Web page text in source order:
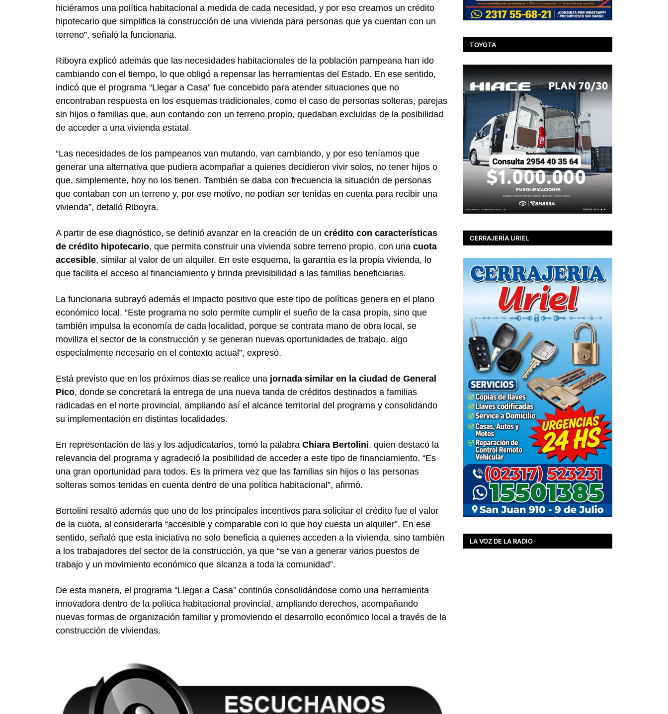
hiciéramos una política habitacional a medida de cada necesidad, y por eso creamos un crédito
hipotecario que simplifica la construcción de una vivienda para personas que ya cuentan con un
terreno”, señaló la funcionaria.
Riboyra explicó además que las necesidades habitacionales de la población pampeana han ido
cambiando con el tiempo, lo que obligó a repensar las herramientas del Estado. En ese sentido,
indicó que el programa “Llegar a Casa” fue concebido para atender situaciones que no
encontraban respuesta en los esquemas tradicionales, como el caso de personas solteras, parejas
sin hijos o familias que, aun contando con un terreno propio, quedaban excluidas de la posibilidad
de acceder a una vivienda estatal.
“Las necesidades de los pampeanos van mutando, van cambiando, y por eso teníamos que
generar una alternativa que pudiera acompañar a quienes decidieron vivir solos, no tener hijos o
que, simplemente, hoy no los tienen. También se daba con frecuencia la situación de personas
que contaban con un terreno y, por ese motivo, no podían ser tenidas en cuenta para recibir una
vivienda”, detalló Riboyra.
A partir de ese diagnóstico, se definió avanzar en la creación de un crédito con características
de crédito hipotecario, que permita construir una vivienda sobre terreno propio, con una cuota
accesible, similar al valor de un alquiler. En este esquema, la garantía es la propia vivienda, lo
que facilita el acceso al financiamiento y brinda previsibilidad a las familias beneficiarias.
La funcionaria subrayó además el impacto positivo que este tipo de políticas genera en el plano
económico local. “Este programa no solo permite cumplir el sueño de la casa propia, sino que
también impulsa la economía de cada localidad, porque se contrata mano de obra local, se
moviliza el sector de la construcción y se generan nuevas oportunidades de trabajo, algo
especialmente necesario en el contexto actual”, expresó.
Está previsto que en los próximos días se realice una jornada similar en la ciudad de General
Pico, donde se concretará la entrega de una nueva tanda de créditos destinados a familias
radicadas en el norte provincial, ampliando así el alcance territorial del programa y consolidando
su implementación en distintas localidades.
En representación de las y los adjudicatarios, tomó la palabra Chiara Bertolini, quien destacó la
relevancia del programa y agradeció la posibilidad de acceder a este tipo de financiamiento. “Es
una gran oportunidad para todos. Es la primera vez que las familias sin hijos o las personas
solteras somos tenidas en cuenta dentro de una política habitacional”, afirmó.
Bertolini resaltó además que uno de los principales incentivos para solicitar el crédito fue el valor
de la cuota, al considerarla “accesible y comparable con lo que hoy cuesta un alquiler”. En ese
sentido, señaló que esta iniciativa no solo beneficia a quienes acceden a la vivienda, sino también
a los trabajadores del sector de la construcción, ya que “se van a generar varios puestos de
trabajo y un movimiento económico que alcanza a toda la comunidad”.
De esta manera, el programa “Llegar a Casa” continúa consolidándose como una herramienta
innovadora dentro de la política habitacional provincial, ampliando derechos, acompañando
nuevas formas de organización familiar y promoviendo el desarrollo económico local a través de la
construcción de viviendas.
TOYOTA
CERRAJERÍA URIEL
LA VOZ DE LA RADIO